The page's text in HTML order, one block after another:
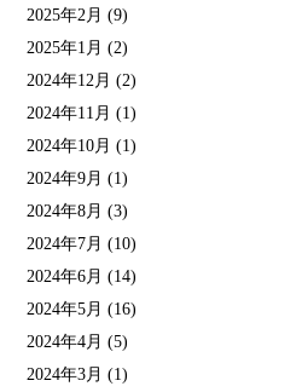
2025年2月 (9)
2025年1月 (2)
2024年12月 (2)
2024年11月 (1)
2024年10月 (1)
2024年9月 (1)
2024年8月 (3)
2024年7月 (10)
2024年6月 (14)
2024年5月 (16)
2024年4月 (5)
2024年3月 (1)